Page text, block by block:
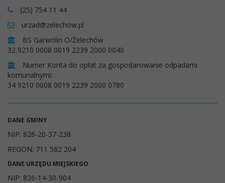
(25) 754 11 44
urzad@zelechow.pl
BS Garwolin O/Żelechów
32 9210 0008 0019 2239 2000 0040
Numer Konta do opłat za gospodarowanie odpadami
komunalnymi:
34 9210 0008 0019 2239 2000 0780
DANE GMINY
NIP: 826-20-37-238
REGON: 711 582 204
DANE URZĘDU MIEJSKIEGO
NIP: 826-14-30-904